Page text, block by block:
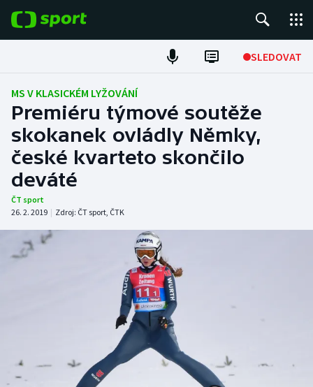
SLEDOVAT
Fotbal
Hokej
Tenis
Atletika
DALŠÍ SPORTY
Basketbal
Historické návraty
MS V KLASICKÉM LYŽOVÁNÍ
Premiéru týmové soutěže
skokanek ovládly Němky,
české kvarteto skončilo
deváté
ČT sport
26. 2. 2019 | Zdroj: ČT sport, ČTK